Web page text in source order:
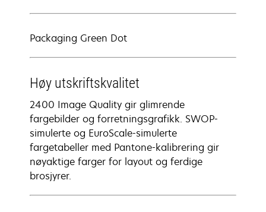
Packaging Green Dot
Høy utskriftskvalitet
2400 Image Quality gir glimrende
fargebilder og forretningsgrafikk. SWOP-
simulerte og EuroScale-simulerte
fargetabeller med Pantone-kalibrering gir
nøyaktige farger for layout og ferdige
brosjyrer.